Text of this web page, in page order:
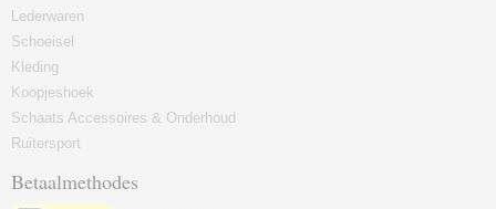
Lederwaren
Schoeisel
Kleding
Koopjeshoek
Schaats Accessoires & Onderhoud
Ruitersport
Betaalmethodes